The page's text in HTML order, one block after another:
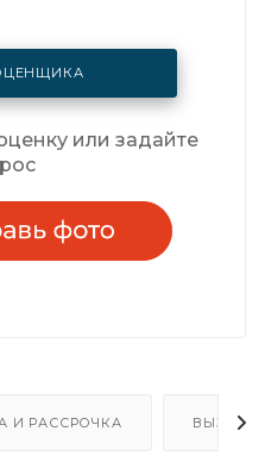
или задайте
И РАССРОЧКА ВЫЗОВ